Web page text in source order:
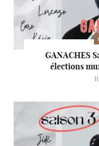
GANACHES
élections